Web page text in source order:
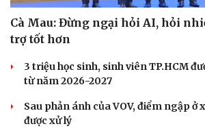
Cà Mau: Đừng ngại hỏi AI, hỏi
trợ tốt hơn
3 triệu học sinh, sinh viên TP.HCM
từ năm 2026-2027
Sau phản ánh của VOV, điểm ngập ở
được xử lý